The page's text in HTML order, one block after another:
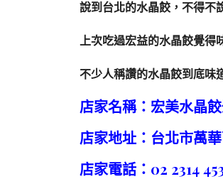
說到台北的水晶餃，不得不
上次吃過宏益的水晶餃覺
不少人稱讚的水晶餃到底味
店家名稱：宏美水晶
店家地址：台北市萬
店家電話：02 2314